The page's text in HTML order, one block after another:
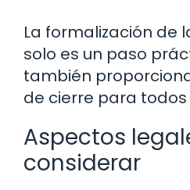
La formalización de
solo es un paso
también
de cierre para
Aspectos
considerar